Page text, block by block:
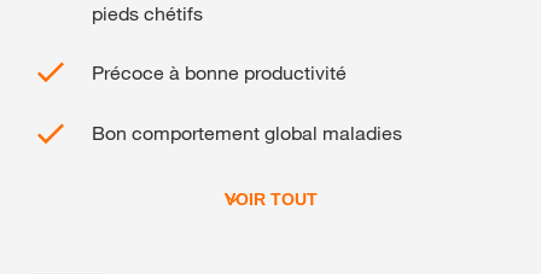
pieds chétifs
Précoce à bonne productivité
Bon comportement global maladies
VOIR TOUT